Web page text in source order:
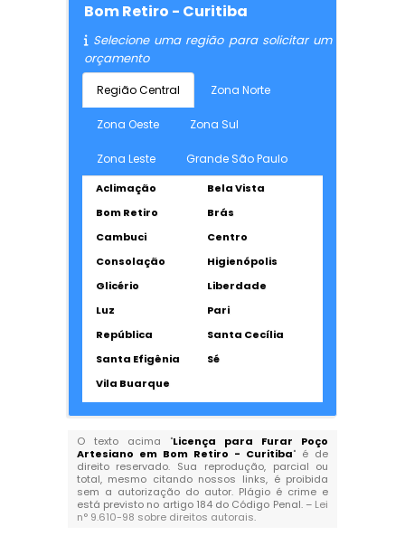
Bom Retiro - Curitiba
Selecione uma região para solicitar um
orçamento
Região Central Zona Norte
Zona Oeste Zona Sul
Zona Leste Grande São Paulo
Aclimação
Bela Vista
Bom Retiro
Brás
Cambuci
Centro
Consolação
Higienópolis
Glicério
Liberdade
Luz
Pari
República
Santa Cecília
Santa Efigênia
Sé
Vila Buarque
O texto acima "Licença para Furar Poço
Artesiano em Bom Retiro - Curitiba" é de
direito reservado. Sua reprodução, parcial ou
total, mesmo citando nossos links, é proibida
sem a autorização do autor. Plágio é crime e
está previsto no artigo 184 do Código Penal. – Lei
n° 9.610-98 sobre direitos autorais.